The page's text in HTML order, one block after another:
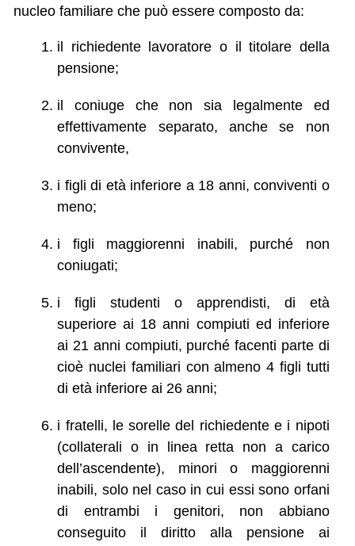
nucleo familiare che può essere composto da:
il richiedente lavoratore o il titolare della
pensione;
il coniuge che non sia legalmente ed
effettivamente separato, anche se non
convivente,
i figli di età inferiore a 18 anni, conviventi o
meno;
i figli maggiorenni inabili, purché non
coniugati;
i figli studenti o apprendisti, di età
superiore ai 18 anni compiuti ed inferiore
ai 21 anni compiuti, purché facenti parte di
cioè nuclei familiari con almeno 4 figli tutti
di età inferiore ai 26 anni;
i fratelli, le sorelle del richiedente e i nipoti
(collaterali o in linea retta non a carico
dell’ascendente), minori o maggiorenni
inabili, solo nel caso in cui essi sono orfani
di entrambi i genitori, non abbiano
conseguito il diritto alla pensione ai